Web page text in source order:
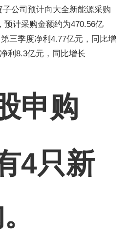
子公司预计向大全新能源采购
预计采购金额约为470.56亿
三季度净利4.77亿元，同比增
利8.3亿元，同比增长
申购
4只新